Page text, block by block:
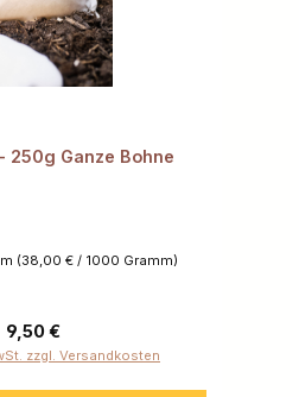
250g Ganze Bohne
(38,00 € / 1000 Gramm)
Regulärer Preis:
9,50 €
zzgl. Versandkosten